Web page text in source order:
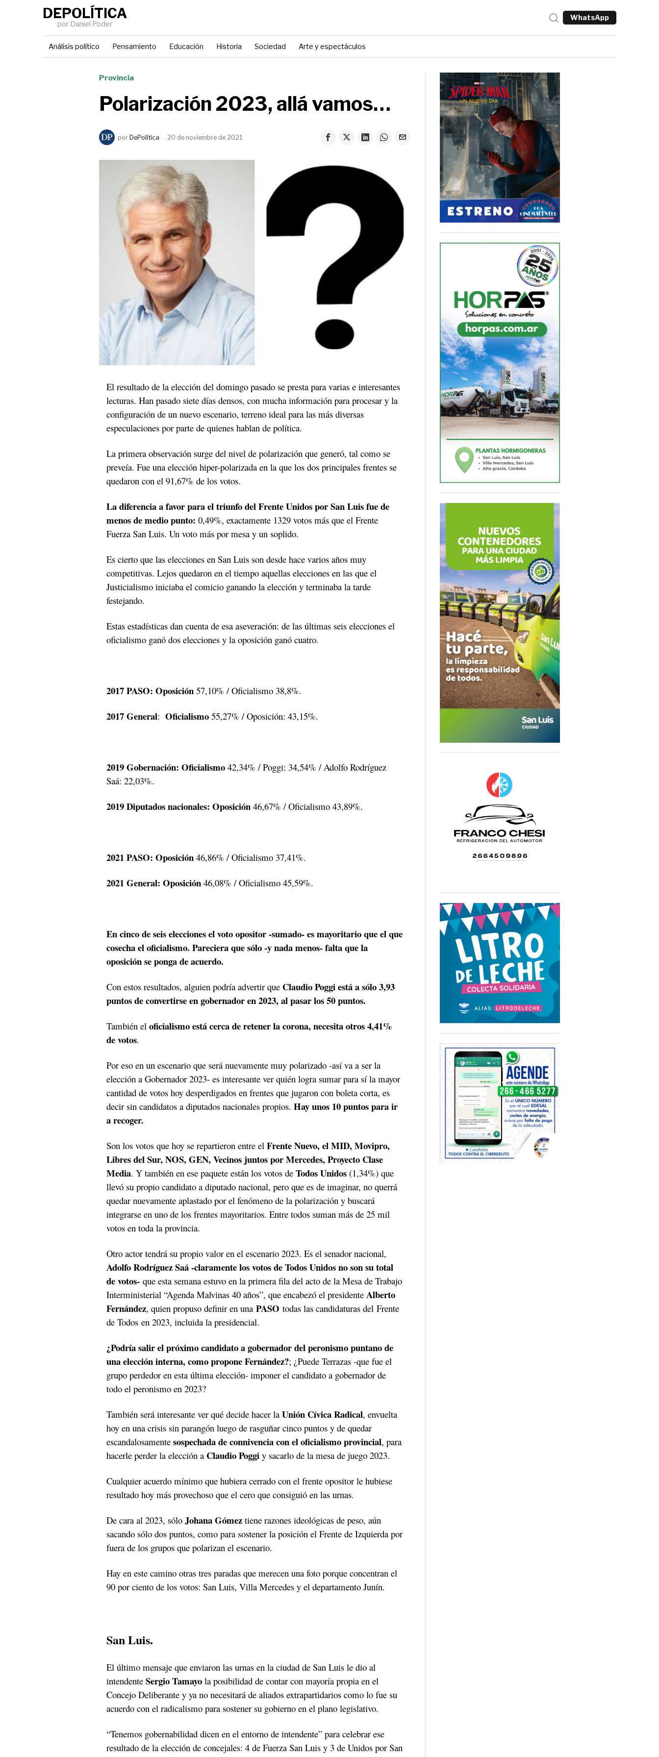
DEPOLÍTICA
por Daniel Poder
WhatsApp
Análisis político Pensamiento Educación Historia Sociedad Arte y espectáculos
Provincia
Polarización 2023, allá vamos…
por DePolítica 20 de noviembre de 2021
El resultado de la elección del domingo pasado se presta para varias e interesantes
lecturas. Han pasado siete días densos, con mucha información para procesar y la
configuración de un nuevo escenario, terreno ideal para las más diversas
especulaciones por parte de quienes hablan de política.
La primera observación surge del nivel de polarización que generó, tal como se
preveía. Fue una elección hiper-polarizada en la que los dos principales frentes se
quedaron con el 91,67% de los votos.
La diferencia a favor para el triunfo del Frente Unidos por San Luis fue de
menos de medio punto: 0,49%, exactamente 1329 votos más que el Frente
Fuerza San Luis. Un voto más por mesa y un soplido.
Es cierto que las elecciones en San Luis son desde hace varios años muy
competitivas. Lejos quedaron en el tiempo aquellas elecciones en las que el
Justicialismo iniciaba el comicio ganando la elección y terminaba la tarde
festejando.
Estas estadísticas dan cuenta de esa aseveración: de las últimas seis elecciones el
oficialismo ganó dos elecciones y la oposición ganó cuatro.
2017 PASO: Oposición 57,10% / Oficialismo 38,8%.
2017 General: Oficialismo 55,27% / Oposición: 43,15%.
2019 Gobernación: Oficialismo 42,34% / Poggi: 34,54% / Adolfo Rodríguez
Saá: 22,03%.
2019 Diputados nacionales: Oposición 46,67% / Oficialismo 43,89%.
2021 PASO: Oposición 46,86% / Oficialismo 37,41%.
2021 General: Oposición 46,08% / Oficialismo 45,59%.
En cinco de seis elecciones el voto opositor -sumado- es mayoritario que el que
cosecha el oficialismo. Pareciera que sólo -y nada menos- falta que la
oposición se ponga de acuerdo.
Con estos resultados, alguien podría advertir que Claudio Poggi está a sólo 3,93
puntos de convertirse en gobernador en 2023, al pasar los 50 puntos.
También el oficialismo está cerca de retener la corona, necesita otros 4,41%
de votos.
Por eso en un escenario que será nuevamente muy polarizado -así va a ser la
elección a Gobernador 2023- es interesante ver quién logra sumar para sí la mayor
cantidad de votos hoy desperdigados en frentes que jugaron con boleta corta, es
decir sin candidatos a diputados nacionales propios. Hay unos 10 puntos para ir
a recoger.
Son los votos que hoy se repartieron entre el Frente Nuevo, el MID, Movipro,
Libres del Sur, NOS, GEN, Vecinos juntos por Mercedes, Proyecto Clase
Media. Y también en ese paquete están los votos de Todos Unidos (1,34%) que
llevó su propio candidato a diputado nacional, pero que es de imaginar, no querrá
quedar nuevamente aplastado por el fenómeno de la polarización y buscará
integrarse en uno de los frentes mayoritarios. Entre todos suman más de 25 mil
votos en toda la provincia.
Otro actor tendrá su propio valor en el escenario 2023. Es el senador nacional,
Adolfo Rodríguez Saá -claramente los votos de Todos Unidos no son su total
de votos- que esta semana estuvo en la primera fila del acto de la Mesa de Trabajo
Interministerial “Agenda Malvinas 40 años”, que encabezó el presidente Alberto
Fernández, quien propuso definir en una PASO todas las candidaturas del Frente
de Todos en 2023, incluida la presidencial.
¿Podría salir el próximo candidato a gobernador del peronismo puntano de
una elección interna, como propone Fernández?; ¿Puede Terrazas -que fue el
grupo perdedor en esta última elección- imponer el candidato a gobernador de
todo el peronismo en 2023?
También será interesante ver qué decide hacer la Unión Cívica Radical, envuelta
hoy en una crisis sin parangón luego de rasguñar cinco puntos y de quedar
escandalosamente sospechada de connivencia con el oficialismo provincial, para
hacerle perder la elección a Claudio Poggi y sacarlo de la mesa de juego 2023.
Cualquier acuerdo mínimo que hubiera cerrado con el frente opositor le hubiese
resultado hoy más provechoso que el cero que consiguió en las urnas.
De cara al 2023, sólo Johana Gómez tiene razones ideológicas de peso, aún
sacando sólo dos puntos, como para sostener la posición el Frente de Izquierda por
fuera de los grupos que polarizan el escenario.
Hay en este camino otras tres paradas que merecen una foto porque concentran el
90 por ciento de los votos: San Luis, Villa Mercedes y el departamento Junín.
San Luis.
El último mensaje que enviaron las urnas en la ciudad de San Luis le dio al
intendente Sergio Tamayo la posibilidad de contar con mayoría propia en el
Concejo Deliberante y ya no necesitará de aliados extrapartidarios como lo fue su
acuerdo con el radicalismo para sostener su gobierno en el plano legislativo.
“Tenemos gobernabilidad dicen en el entorno de intendente” para celebrar ese
resultado de la elección de concejales: 4 de Fuerza San Luis y 3 de Unidos por San